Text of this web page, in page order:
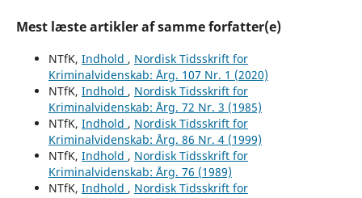
Mest læste artikler af samme forfatter(e)
NTfK, Indhold , Nordisk Tidsskrift for
Kriminalvidenskab: Årg. 107 Nr. 1 (2020)
NTfK, Indhold , Nordisk Tidsskrift for
Kriminalvidenskab: Årg. 72 Nr. 3 (1985)
NTfK, Indhold , Nordisk Tidsskrift for
Kriminalvidenskab: Årg. 86 Nr. 4 (1999)
NTfK, Indhold , Nordisk Tidsskrift for
Kriminalvidenskab: Årg. 76 (1989)
NTfK, Indhold , Nordisk Tidsskrift for